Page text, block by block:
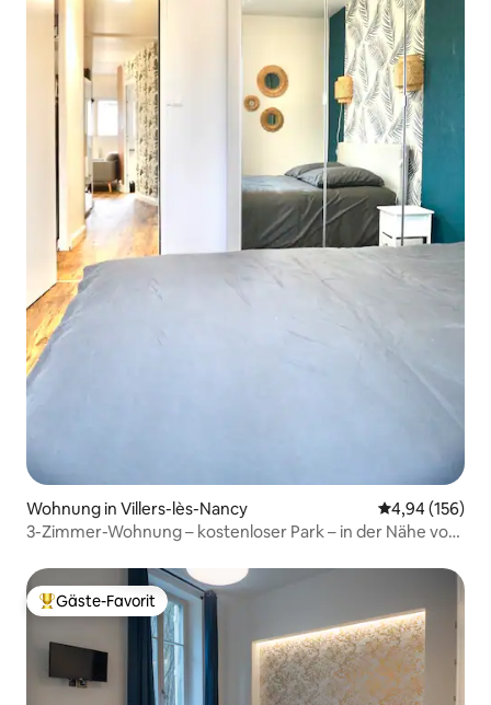
Wohnung in Villers-lès-Nancy
4,94 (156)
3-Zimmer-Wohnung – kostenloser Park – in der Nähe von
Beliebter Gäste-Favorit.
Gäste-Favorit